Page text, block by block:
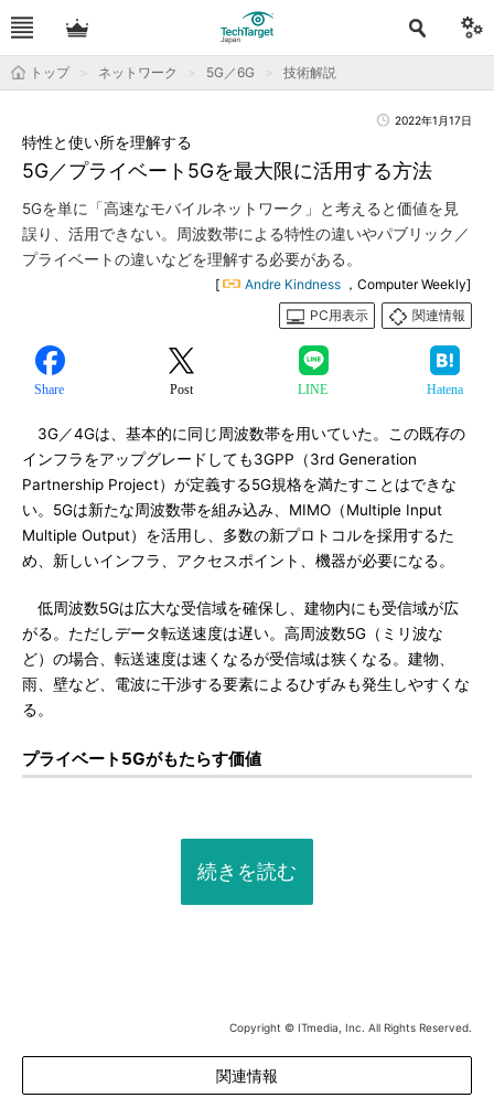
トップ ネットワーク 5G／6G 技術解説
2022年1月17日
5G／プライベート5Gを最大限に活用する方法
特性と使い所を理解する
5Gを単に「高速なモバイルネットワーク」と考えると価値を見
誤り、活用できない。周波数帯による特性の違いやパブリック／
プライベートの違いなどを理解する必要がある。
[ Andre Kindness ，Computer Weekly]
PC用表示
関連情報
Share Post LINE Hatena
3G／4Gは、基本的に同じ周波数帯を用いていた。この既存の
インフラをアップグレードしても3GPP（3rd Generation
Partnership Project）が定義する5G規格を満たすことはできな
い。5Gは新たな周波数帯を組み込み、MIMO（Multiple Input
Multiple Output）を活用し、多数の新プロトコルを採用するた
め、新しいインフラ、アクセスポイント、機器が必要になる。
低周波数5Gは広大な受信域を確保し、建物内にも受信域が広
がる。ただしデータ転送速度は遅い。高周波数5G（ミリ波な
ど）の場合、転送速度は速くなるが受信域は狭くなる。建物、
雨、壁など、電波に干渉する要素によるひずみも発生しやすくな
る。
プライベート5Gがもたらす価値
続きを読む
Copyright © ITmedia, Inc. All Rights Reserved.
関連情報